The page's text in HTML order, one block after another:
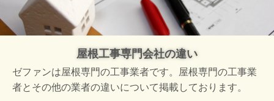
屋根工事専門会社の違い
ゼファンは屋根専門の工事業者です。屋根専門の工事業
者とその他の業者の違いについて掲載しております。